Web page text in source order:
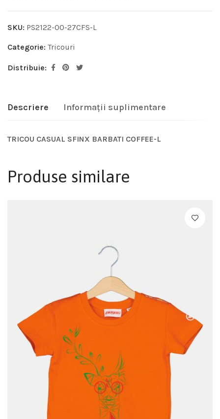
SKU: PS2122-00-27CFS-L
Categorie: Tricouri
Distribuie:
Descriere Informații suplimentare
TRICOU CASUAL SFINX BARBATI COFFEE-L
Produse similare